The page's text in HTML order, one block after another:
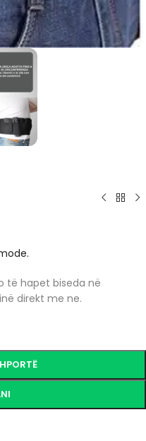
të hapet biseda në
direkt me ne.